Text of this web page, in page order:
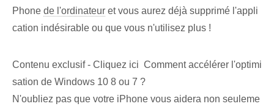
Phone de l'ordinateur et⁢ vous aurez déjà supprimé l'appli
cation indésirable‌ ou que vous n'utilisez plus !
Contenu exclusif - Cliquez ici Comment accélérer l'optimi
sation de Windows 10 8 ou 7 ?
N'oubliez pas que votre iPhone vous aidera non seuleme